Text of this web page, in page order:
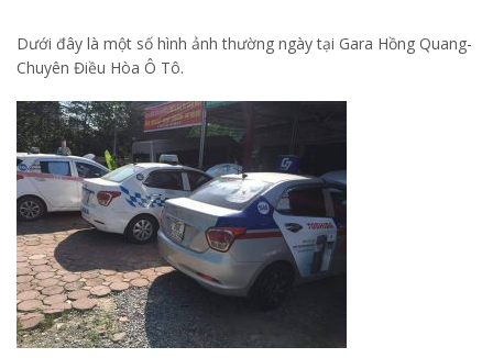
Dưới đây là một số hình ảnh thường ngày tại Gara Hồng Quang-
Chuyên Điều Hòa Ô Tô.